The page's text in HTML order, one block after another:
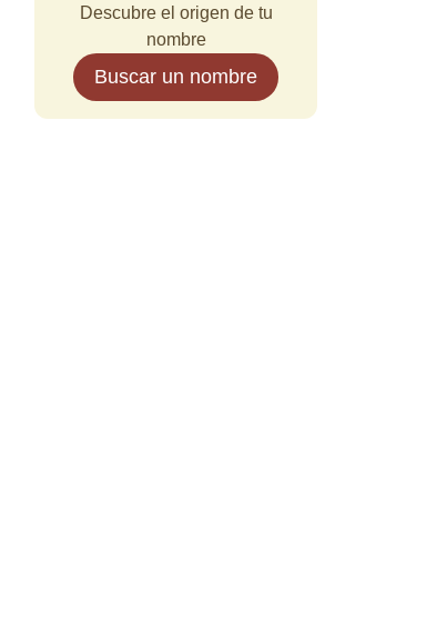
Descubre el origen de tu
nombre
Buscar un nombre